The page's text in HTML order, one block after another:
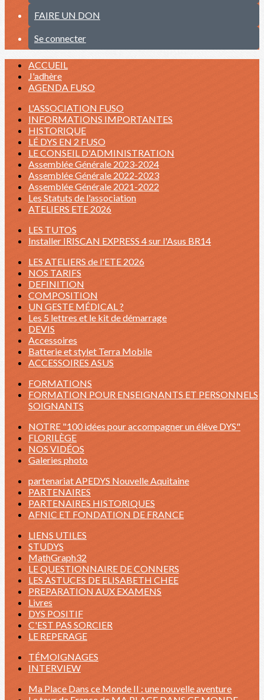
FAIRE UN DON
Se connecter
ACCUEIL
J'adhère
AGENDA FUSO
L'ASSOCIATION FUSO
INFORMATIONS IMPORTANTES
HISTORIQUE
LÉ DYS EN 2 FUSO
LE CONSEIL D'ADMINISTRATION
Assemblée Générale 2023-2024
Assemblée Générale 2022-2023
Assemblée Générale 2021-2022
Les Statuts de l'association
ATELIERS ETE 2026
LES TUTOS
Installer IRISCAN EXPRESS 4 sur l'Asus BR14
LES ATELIERS de l'ETE 2026
NOS TARIFS
DEFINITION
COMPOSITION
UN GESTE MÉDICAL ?
Les 5 lettres et le kit de démarrage
DEVIS
Accessoires
Batterie et stylet Terra Mobile
ACCESSOIRES ASUS
FORMATIONS
FORMATION POUR ENSEIGNANTS ET PERSONNELS
SOIGNANTS
NOTRE "100 idées pour accompagner un élève DYS"
FLORILÈGE
NOS VIDÉOS
Galeries photo
partenariat APEDYS Nouvelle Aquitaine
PARTENAIRES
PARTENAIRES HISTORIQUES
AFNIC ET FONDATION DE FRANCE
LIENS UTILES
STUDYS
MathGraph32
LE QUESTIONNAIRE DE CONNERS
LES ASTUCES DE ELISABETH CHEE
PREPARATION AUX EXAMENS
Livres
DYS POSITIF
C'EST PAS SORCIER
LE REPERAGE
TÉMOIGNAGES
INTERVIEW
Ma Place Dans ce Monde II : une nouvelle aventure